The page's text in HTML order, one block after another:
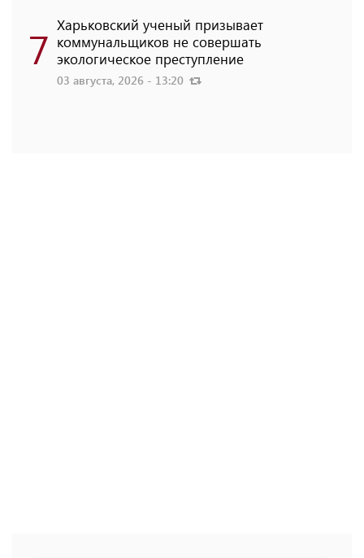
7 Харьковский ученый призывает
коммунальщиков не совершать
экологическое преступление
03 августа, 2026 - 13:20